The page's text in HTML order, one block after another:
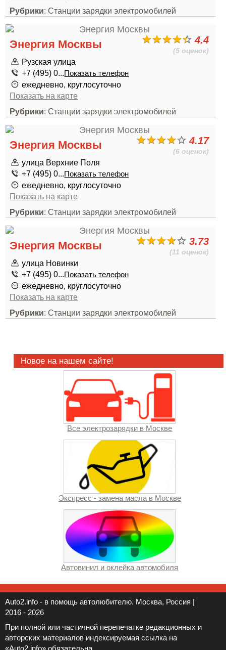
Рубрики: Станции зарядки электромобилей
4.4
(5 оценок)
Энергия Москвы
Рузская улица
+7 (495) 0...Показать телефон
ежедневно, круглосуточно
Показать на карте
Рубрики: Станции зарядки электромобилей
4.17
(6 оценок)
Энергия Москвы
улица Верхние Поля
+7 (495) 0...Показать телефон
ежедневно, круглосуточно
Показать на карте
Рубрики: Станции зарядки электромобилей
3.73
(11 оценок)
Энергия Москвы
улица Новинки
+7 (495) 0...Показать телефон
ежедневно, круглосуточно
Показать на карте
Рубрики: Станции зарядки электромобилей
Новое на нашем сайте!
Все электрозарядки в Москве
Экспресс - замена масла в Москве
Автовинил и оклейка автомобиля
Auto2.info - в помощь автолюбителю. Москва, Россия |
2016 - 2026
При полной или частичной перепечатке редакционных и
авторских материалов индексируемая ссылка на
«Auto2.info» обязательна.